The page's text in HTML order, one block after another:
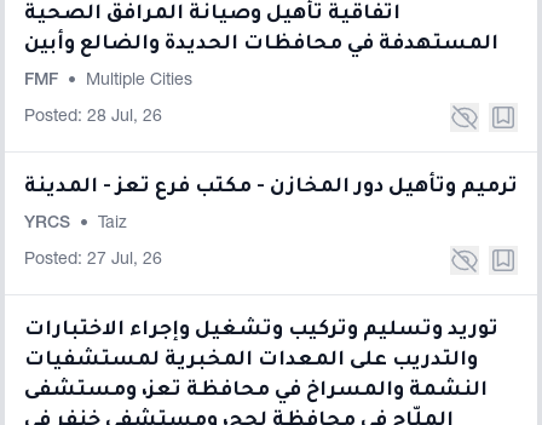
اتفاقية تأهيل وصيانة المرافق الصحية
المستهدفة في محافظات الحديدة والضالع وأبين
FMF • Multiple Cities
Posted: 28 Jul, 26
ترميم وتأهيل دور المخازن - مكتب فرع تعز - المدينة
YRCS • Taiz
Posted: 27 Jul, 26
توريد وتسليم وتركيب وتشغيل وإجراء الاختبارات
والتدريب على المعدات المخبرية لمستشفيات
النشمة والمسراخ في محافظة تعز، ومستشفى